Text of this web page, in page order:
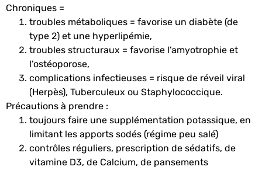
Chroniques =
troubles métaboliques = favorise un diabète (de
type 2) et une hyperlipémie,
troubles structuraux = favorise l’amyotrophie et
l’ostéoporose,
complications infectieuses = risque de réveil viral
(Herpès), Tuberculeux ou Staphylococcique.
Précautions à prendre :
toujours faire une supplémentation potassique, en
limitant les apports sodés (régime peu salé)
contrôles réguliers, prescription de sédatifs, de
vitamine D3, de Calcium, de pansements